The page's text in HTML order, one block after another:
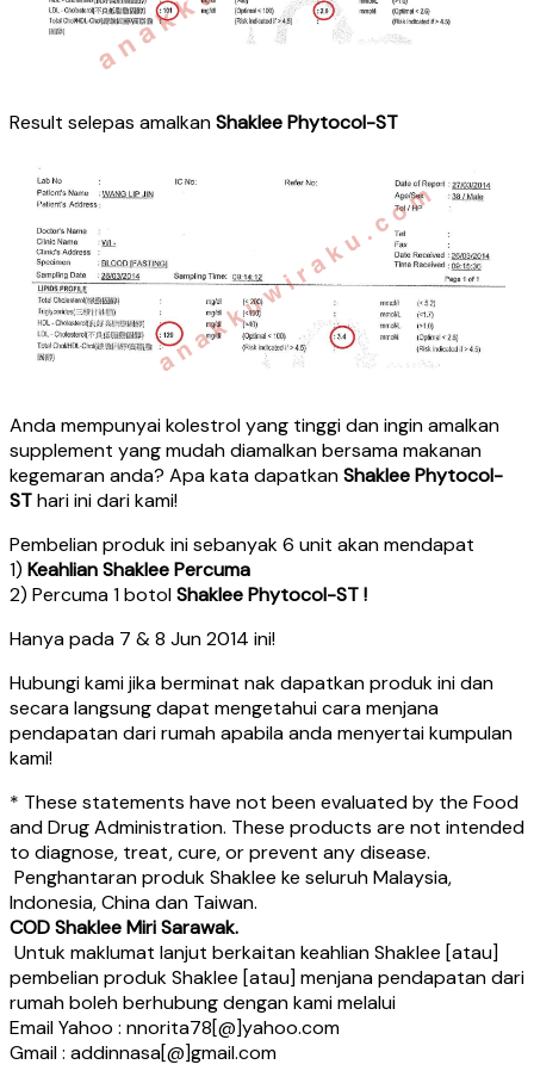
Result selepas amalkanShaklee Phytocol-ST
Anda mempunyai kolestrol yang tinggi dan ingin amalkan
supplement yang mudah diamalkan bersama makanan
kegemaran anda? Apa kata dapatkanShaklee Phytocol-
SThari ini dari kami!
Pembelian produk ini sebanyak 6 unit akan mendapat
1) Keahlian Shaklee Percuma
2) Percuma 1 botolShaklee Phytocol-ST !
Hanya pada 7 & 8 Jun 2014 ini!
Hubungi kami jika berminat nak dapatkan produk ini dan
secara langsung dapat mengetahui cara menjana
pendapatan dari rumah apabila anda menyertai kumpulan
kami!
* These statements have not been evaluated by the Food
and Drug Administration. These products are not intended
to diagnose, treat, cure, or prevent any disease.
Penghantaran produk Shaklee ke seluruh Malaysia,
Indonesia, China dan Taiwan.
COD Shaklee Miri Sarawak.
Untuk maklumat lanjut berkaitan keahlian Shaklee [atau]
pembelian produk Shaklee [atau] menjana pendapatan dari
rumah boleh berhubung dengan kami melalui
Email Yahoo : nnorita78[@]yahoo.com
Gmail : addinnasa[@]gmail.com